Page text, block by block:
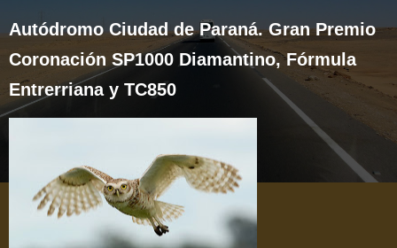
Autódromo Ciudad de Paraná. Gran Premio
Coronación SP1000 Diamantino, Fórmula
Entrerriana y TC850